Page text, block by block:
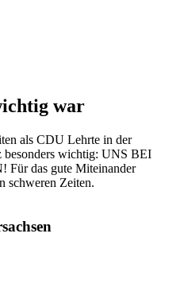
war
als CDU Lehrte in der
besonders wichtig: UNS BEI
das gute Miteinander
schweren Zeiten.